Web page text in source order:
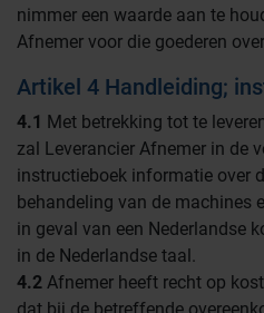
nimmer een waarde aan te
Afnemer voor die goederen
Artikel 4 Handleiding;
4.1 Met betrekking tot te
zal Leverancier Afnemer in de
instructieboek informatie over
behandeling van de machines
in geval van een Nederlandse
in de Nederlandse taal.
4.2 Afnemer heeft recht op